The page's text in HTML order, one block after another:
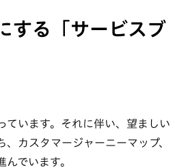
する「サービスブ
ています。それに伴い、望ましい
カスタマージャーニーマップ、
でいます。